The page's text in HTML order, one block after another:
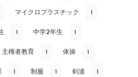
マイクロプラスチック 1
1 中学2年生 1
主権者教育 1 体操 1
1 制服 1 剣道 1